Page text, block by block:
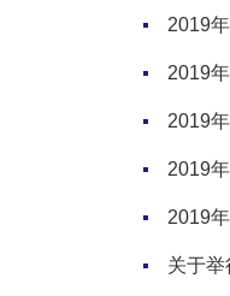
2019
2019
2019
2019
2019
关于